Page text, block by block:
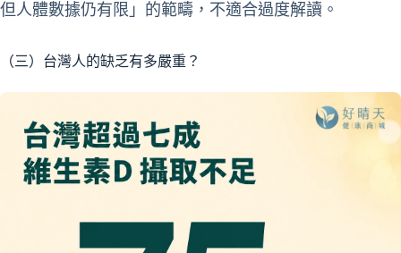
但人體數據仍有限」的範疇，不適合過度解讀。
（三）台灣人的缺乏有多嚴重？